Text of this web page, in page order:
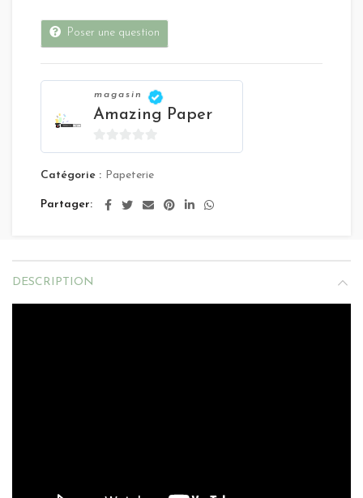
Poser une question
magasin
Amazing Paper
0
sur
Catégorie : Papeterie
Partager
DESCRIPTION